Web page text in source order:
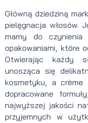
Główną dziedziną
pielęgnacja włosów.
mamy do czynienia
opakowaniami, które
Otwierając każdy
unosząca się
kosmetyku, a
dopracowane
najwyższej jakości
przyjemnych w